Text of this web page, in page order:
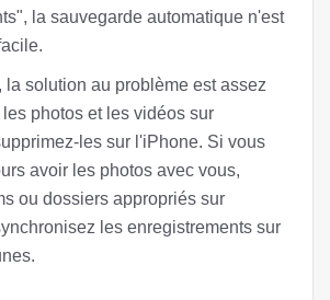
la sauvegarde automatique n'est
la solution au problème est assez
photos et les vidéos sur
les sur l'iPhone. Si vous
avoir les photos avec vous,
ou dossiers appropriés sur
les enregistrements sur